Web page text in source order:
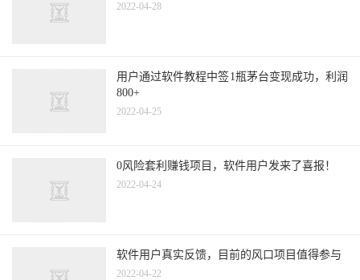
2022-04-28
用户通过软件教程中签1瓶茅台变现成功，利润
800+
2022-04-25
0风险套利赚钱项目，软件用户发来了喜报！
2022-04-24
软件用户真实反馈，目前的风口项目值得参与
2022-04-22